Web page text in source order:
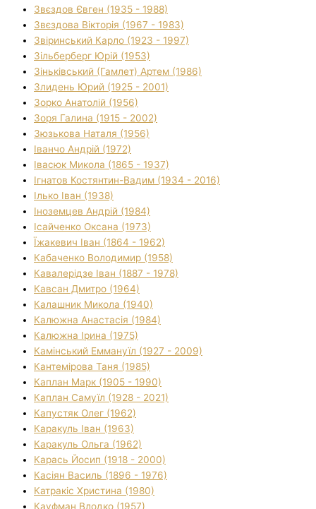
Звєздов Євген (1935 - 1988)
Звєздова Вікторія (1967 - 1983)
Звіринський Карло (1923 - 1997)
Зільберберг Юрій (1953)
Зіньківський (Гамлет) Артем (1986)
Злидень Юрий (1925 - 2001)
Зорко Анатолій (1956)
Зоря Галина (1915 - 2002)
Зюзькова Наталя (1956)
Іванчо Андрій (1972)
Івасюк Микола (1865 - 1937)
Ігнатов Костянтин-Вадим (1934 - 2016)
Ілько Іван (1938)
Іноземцев Андрій (1984)
Ісайченко Оксана (1973)
Їжакевич Іван (1864 - 1962)
Кабаченко Володимир (1958)
Кавалерідзе Іван (1887 - 1978)
Кавсан Дмитро (1964)
Калашник Микола (1940)
Калюжна Анастасія (1984)
Калюжна Ірина (1975)
Камінський Еммануїл (1927 - 2009)
Кантемірова Таня (1985)
Каплан Марк (1905 - 1990)
Каплан Самуїл (1928 - 2021)
Капустяк Олег (1962)
Каракуль Іван (1963)
Каракуль Ольга (1962)
Карась Йосип (1918 - 2000)
Касіян Василь (1896 - 1976)
Катракіс Христина (1980)
Кауфман Влодко (1957)